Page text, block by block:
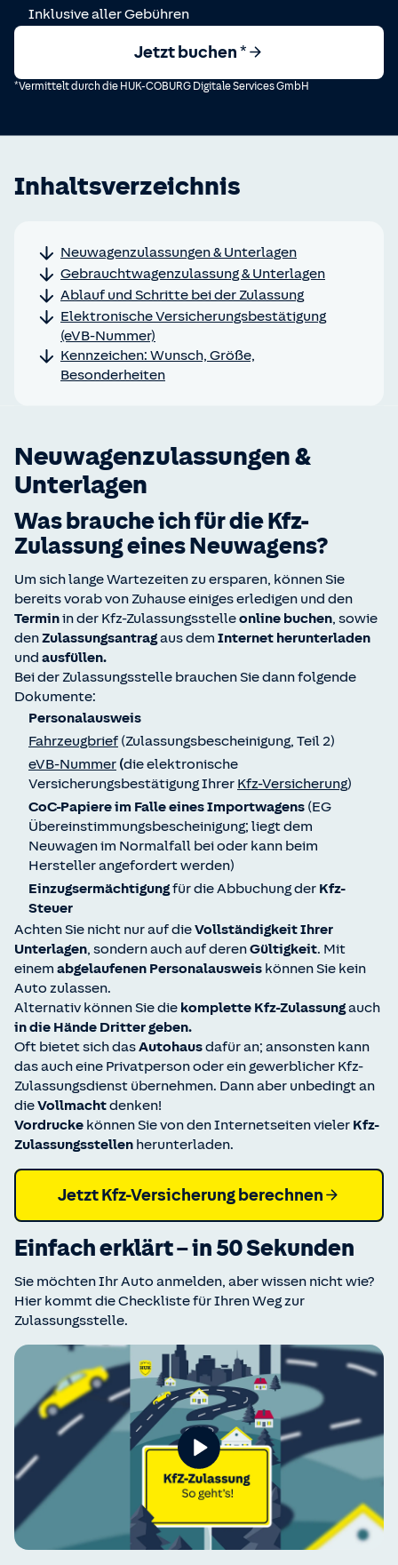
Inklusive aller Gebühren
Jetzt buchen *
*Vermittelt durch die HUK-COBURG Digitale Services GmbH
Inhaltsverzeichnis
Neuwagenzulassungen & Unterlagen
Gebrauchtwagenzulassung & Unterlagen
Ablauf und Schritte bei der Zulassung
Elektronische Versicherungsbestätigung
(eVB-Nummer)
Kennzeichen: Wunsch, Größe,
Besonderheiten
Neuwagenzulassungen &
Unterlagen
Was brauche ich für die Kfz-
Zulassung eines Neuwagens?
Um sich lange Wartezeiten zu ersparen, können Sie
bereits vorab von Zuhause einiges erledigen und den
Terminin der Kfz-Zulassungsstelleonline buchen, sowie
denZulassungsantragaus dem Internet herunterladen
und ausfüllen.
Bei der Zulassungsstelle brauchen Sie dann folgende
Dokumente:
Personalausweis
Fahrzeugbrief (Zulassungsbescheinigung, Teil 2)
eVB-Nummer (die elektronische
Versicherungsbestätigung Ihrer Kfz-Versicherung)
CoC-Papiere im Falle eines Importwagens (EG
Übereinstimmungsbescheinigung; liegt dem
Neuwagen im Normalfall bei oder kann beim
Hersteller angefordert werden)
Einzugsermächtigungfür die Abbuchung der Kfz-
Steuer
Achten Sie nicht nur auf dieVollständigkeit Ihrer
Unterlagen, sondern auch auf derenGültigkeit. Mit
einem abgelaufenen Personalausweis können Sie kein
Auto zulassen.
Alternativ können Sie die komplette Kfz-Zulassungauch
in die Hände Dritter geben.
Oft bietet sich dasAutohausdafür an; ansonsten kann
das auch eine Privatperson oder ein gewerblicher Kfz-
Zulassungsdienst übernehmen. Dann aber unbedingt an
dieVollmachtdenken!
Vordrucke können Sie von den Internetseiten vieler Kfz-
Zulassungsstellen herunterladen.
Jetzt Kfz-Versicherung berechnen
Einfach erklärt – in 50 Sekunden
Sie möchten Ihr Auto anmelden, aber wissen nicht wie?
Hier kommt die Checkliste für Ihren Weg zur
Zulassungsstelle.